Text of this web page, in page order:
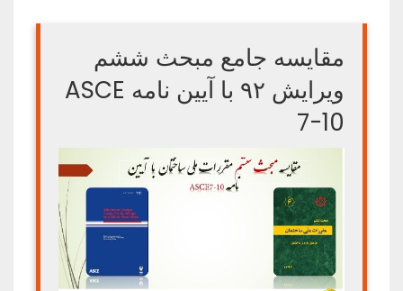
مقایسه جامع مبحث ششم
ویرایش ۹۲ با آیین نامه ASCE
7-10